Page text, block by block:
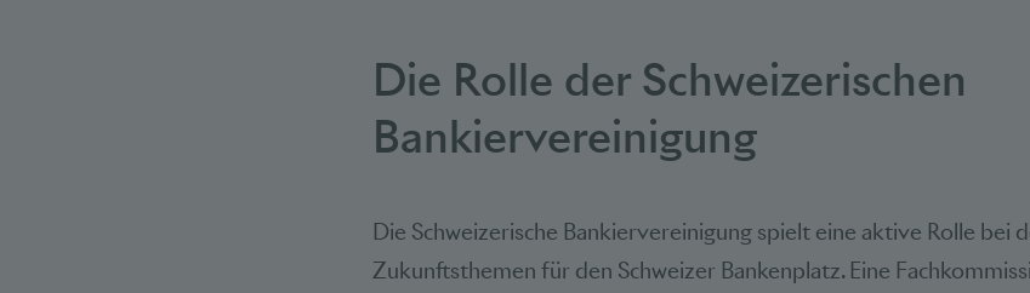
Die Rolle der Schweizerischen
Bankiervereinigung
Die Schweizerische Bankiervereinigung spielt eine aktive Rolle bei
Zukunftsthemen für den Schweizer Bankenplatz. Eine